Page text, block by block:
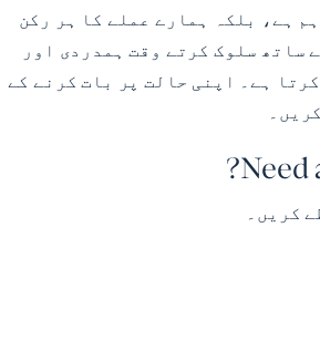
ہے، بلکہ ہمارے عملے کا ہر رکن
ساتھ سلوک کرتے وقت ہمدردی اور
ہے۔ اپنی حالت پر بات کرنے کے
Need
کریں۔